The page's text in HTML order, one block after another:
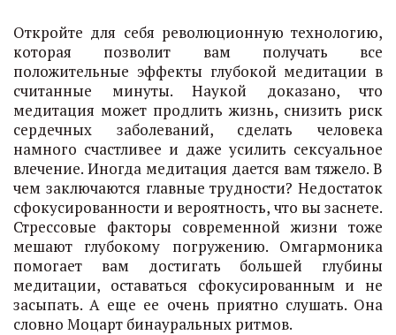
Откройте для себя революционную технологию,
которая позволит вам получать все
положительные эффекты глубокой медитации в
считанные минуты. Наукой доказано, что
медитация может продлить жизнь, снизить риск
сердечных заболеваний, сделать человека
намного счастливее и даже усилить сексуальное
влечение. Иногда медитация дается вам тяжело. В
чем заключаются главные трудности? Недостаток
сфокусированности и вероятность, что вы заснете.
Стрессовые факторы современной жизни тоже
мешают глубокому погружению. Омгармоника
помогает вам достигать большей глубины
медитации, оставаться сфокусированным и не
засыпать. А еще ее очень приятно слушать. Она
словно Моцарт бинауральных ритмов.